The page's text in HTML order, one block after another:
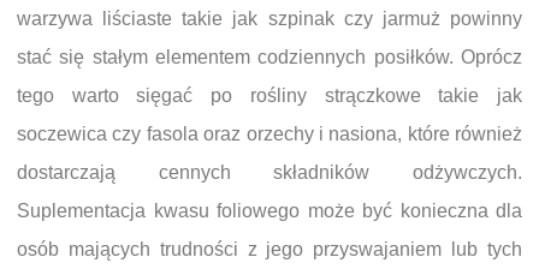
warzywa liściaste takie jak szpinak czy jarmuż powinny
stać się stałym elementem codziennych posiłków. Oprócz
tego warto sięgać po rośliny strączkowe takie jak
soczewica czy fasola oraz orzechy i nasiona, które również
dostarczają cennych składników odżywczych.
Suplementacja kwasu foliowego może być konieczna dla
osób mających trudności z jego przyswajaniem lub tych